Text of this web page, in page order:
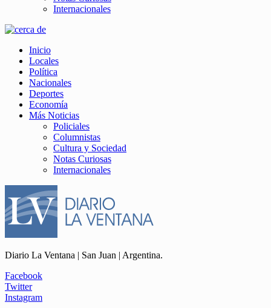
Internacionales
Inicio
Locales
Política
Nacionales
Deportes
Economía
Más Noticias
Policiales
Columnistas
Cultura y Sociedad
Notas Curiosas
Internacionales
Diario La Ventana | San Juan | Argentina.
Facebook
Twitter
Instagram